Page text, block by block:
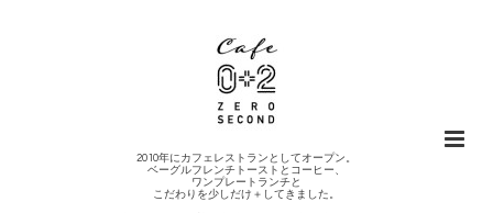
2010年にカフェレストランとしてオープン。
ベーグルフレンチトーストとコーヒー、
ワンプレートランチと
こだわりを少しだけ＋してきました。